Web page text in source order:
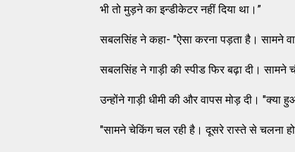
भी तो मुड़ने का इन्डीकेटर नहीं दिया था।”
सबलसिंह ने कहा- "ऐसा करना पड़ता है। सामने
सबलसिंह ने गाड़ी की स्पीड फिर बढ़ा दी। सामने
उन्होंने गाड़ी धीमी की और वापस मोड़ दी। "क्या
"सामने चेकिंग चल रही है। दूसरे रास्ते से चलना